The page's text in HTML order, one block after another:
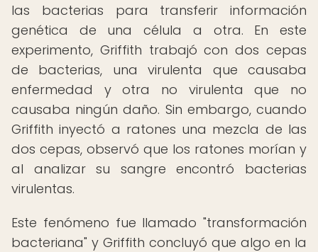
las bacterias para transferir información
genética de una célula a otra. En este
experimento, Griffith trabajó con dos cepas
de bacterias, una virulenta que causaba
enfermedad y otra no virulenta que no
causaba ningún daño. Sin embargo, cuando
Griffith inyectó a ratones una mezcla de las
dos cepas, observó que los ratones morían y
al analizar su sangre encontró bacterias
virulentas.
Este fenómeno fue llamado "transformación
bacteriana" y Griffith concluyó que algo en la